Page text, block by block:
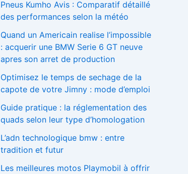
Pneus Kumho Avis : Comparatif détaillé
des performances selon la météo
Quand un Americain realise l’impossible
: acquerir une BMW Serie 6 GT neuve
apres son arret de production
Optimisez le temps de sechage de la
capote de votre Jimny : mode d’emploi
Guide pratique : la réglementation des
quads selon leur type d’homologation
L’adn technologique bmw : entre
tradition et futur
Les meilleures motos Playmobil à offrir